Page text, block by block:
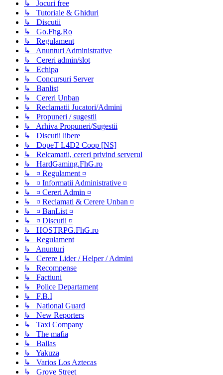
↳ Jocuri free
↳ Tutoriale & Ghiduri
↳ Discutii
↳ Go.Fhg.Ro
↳ Regulament
↳ Anunturi Administrative
↳ Cereri admin/slot
↳ Echipa
↳ Concursuri Server
↳ Banlist
↳ Cereri Unban
↳ Reclamatii Jucatori/Admini
↳ Propuneri / sugestii
↳ Arhiva Propuneri/Sugestii
↳ Discutii libere
↳ DopeT L4D2 Coop [NS]
↳ Relcamatii, cereri privind serverul
↳ HardGaming.FhG.ro
↳ ¤ Regulament ¤
↳ ¤ Informatii Administrative ¤
↳ ¤ Cereri Admin ¤
↳ ¤ Reclamati & Cerere Unban ¤
↳ ¤ BanList ¤
↳ ¤ Discutii ¤
↳ HOSTRPG.FhG.ro
↳ Regulament
↳ Anunturi
↳ Cerere Lider / Helper / Admini
↳ Recompense
↳ Factiuni
↳ Police Departament
↳ F.B.I
↳ National Guard
↳ New Reporters
↳ Taxi Company
↳ The mafia
↳ Ballas
↳ Yakuza
↳ Varios Los Aztecas
↳ Grove Street